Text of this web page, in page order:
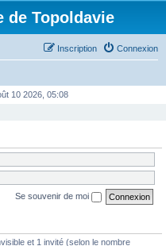
de Topoldavie
Connexion
Inscription
10 2026, 05:08
Se souvenir de moi
et 1 invité (selon le nombre